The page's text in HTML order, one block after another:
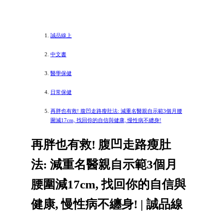
誠品線上
中文書
醫學保健
日常保健
再胖也有救! 腹凹走路瘦肚法: 減重名醫親自示範3個月腰
圍減17cm, 找回你的自信與健康, 慢性病不纏身!
再胖也有救! 腹凹走路瘦肚
法: 減重名醫親自示範3個月
腰圍減17cm, 找回你的自信與
健康, 慢性病不纏身! | 誠品線